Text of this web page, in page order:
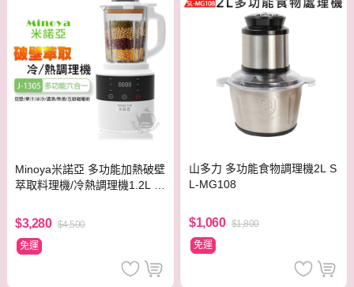
Minoya米諾亞 多功能加熱破壁
萃取料理機/冷熱調理機1.2L J-
$3,280 $4,500
免運
山多力 多功能食物調理機2L S
L-MG108
$1,060 $1,800
免運